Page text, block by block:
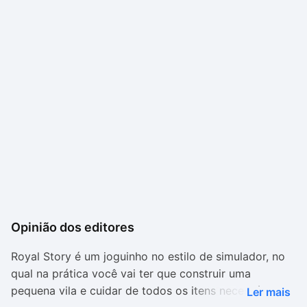
Opinião dos editores
Royal Story é um joguinho no estilo de simulador, no
qual na prática você vai ter que construir uma
pequena vila e cuidar de todos os itens necessários
Ler mais